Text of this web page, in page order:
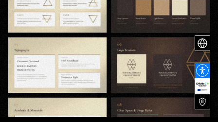
Die Vier Elemente Farbpalette
Typografie Logo-Versionen